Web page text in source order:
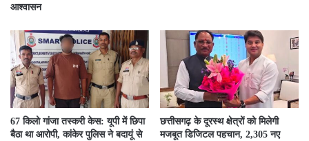
आश्वासन
67 किलो गांजा तस्करी केस: यूपी में छिपा
बैठा था आरोपी, कांकेर पुलिस ने बदायूं से
छत्तीसगढ़ के दूरस्थ क्षेत्रों को मिलेगी
मजबूत डिजिटल पहचान, 2,305 नए